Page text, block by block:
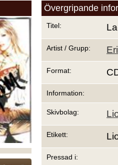
Övergripande
Titel:
Artist / Grupp:
Format:
Information:
Skivbolag:
Etikett:
Pressad i: